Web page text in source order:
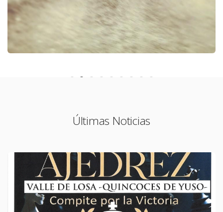
Últimas Noticias